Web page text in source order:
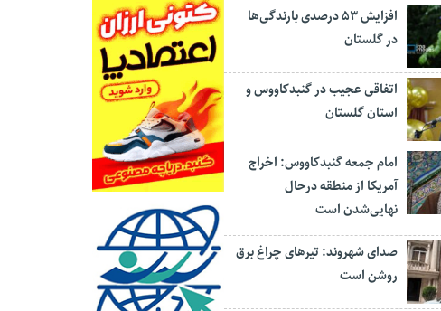
افزایش ۵۳ درصدی بارندگی‌ها
در گلستان
اتفاقی عجیب در‌ گنبدکاووس و
استان گلستان
امام جمعه گنبدکاووس: اخراج
آمریکا از منطقه درحال
نهایی‌شدن است
صدای شهروند: تیرهای چراغ برق
روشن است